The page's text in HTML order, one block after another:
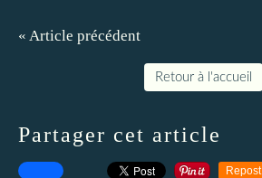
« Article précédent
Retour à l'accueil
Partager cet article
Repost